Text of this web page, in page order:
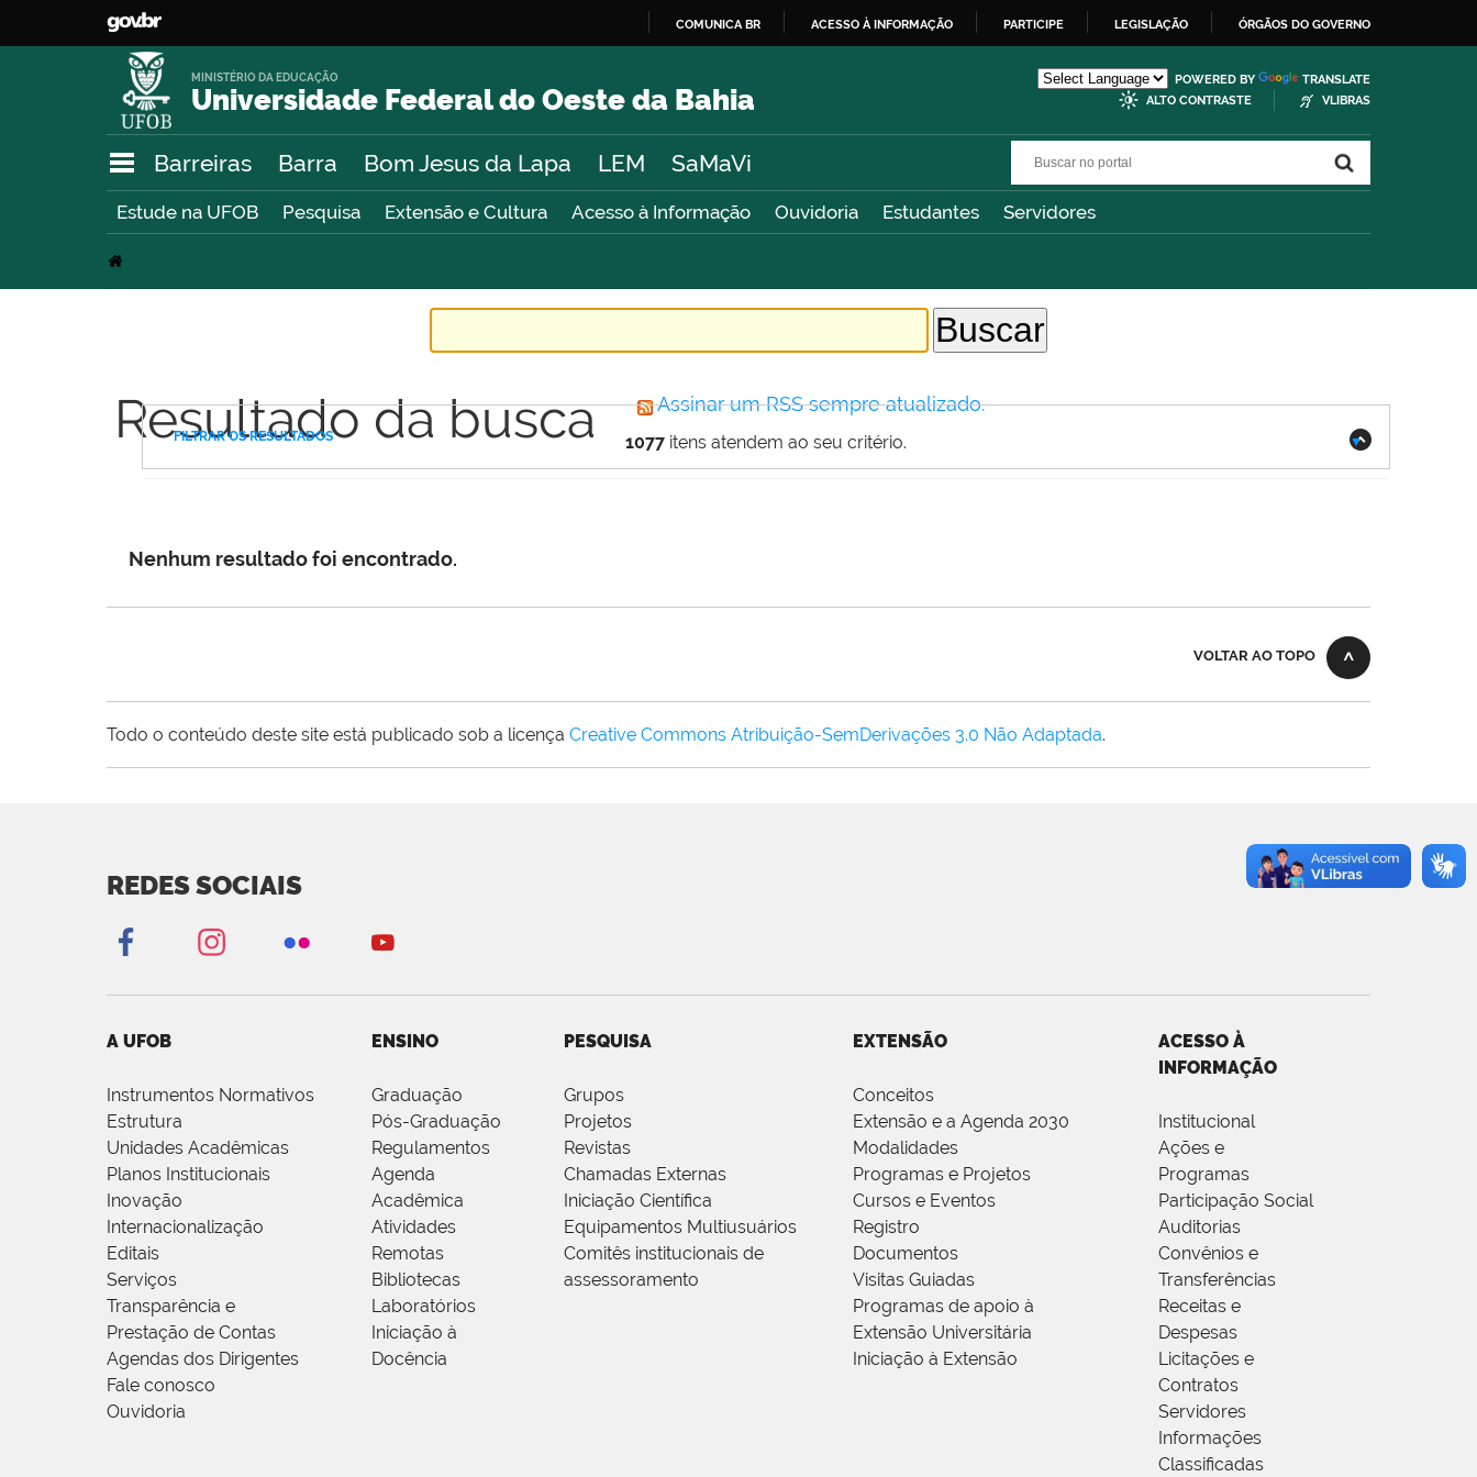
O
COMUNICA BR ACESSO À INFORMAÇÃO PARTICIPE LEGISLAÇÃO ÓRGÃOS DO GOVERNO
Universidade Federal do Oeste da Bahia
MINISTÉRIO DA EDUCAÇÃO POWERED BY
TRANSLATE
ALTO CONTRASTE
VLIBRAS
Barreiras Barra Bom Jesus da Lapa LEM SaMaVi
Estude na UFOB Pesquisa Extensão e Cultura Acesso à Informação Ouvidoria Estudantes Servidores
Resultado da busca Assinar um RSS sempre atualizado.
1077 itens atendem ao seu critério.
FILTRAR OS RESULTADOS
Nenhum resultado foi encontrado.
VOLTAR AO TOPO
Todo o conteúdo deste site está publicado sob a licença Creative Commons Atribuição-SemDerivações 3.0 Não Adaptada.
REDES SOCIAIS
A UFOB
Instrumentos Normativos
Estrutura
Unidades Acadêmicas
Planos Institucionais
Inovação
Internacionalização
Editais
Serviços
Transparência e
Prestação de Contas
Agendas dos Dirigentes
Fale conosco
Ouvidoria
ENSINO
Graduação
Pós-Graduação
Regulamentos
Agenda
Acadêmica
Atividades
Remotas
Bibliotecas
Laboratórios
Iniciação à
Docência
PESQUISA
Grupos
Projetos
Revistas
Chamadas Externas
Iniciação Científica
Equipamentos Multiusuários
Comitês institucionais de
assessoramento
EXTENSÃO
Conceitos
Extensão e a Agenda 2030
Modalidades
Programas e Projetos
Cursos e Eventos
Registro
Documentos
Visitas Guiadas
Programas de apoio à
Extensão Universitária
Iniciação à Extensão
ACESSO À
INFORMAÇÃO
Institucional
Ações e
Programas
Participação Social
Auditorias
Convênios e
Transferências
Receitas e
Despesas
Licitações e
Contratos
Servidores
Informações
Classificadas